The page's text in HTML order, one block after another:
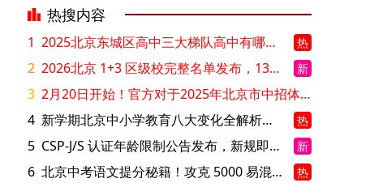
热搜内容
1 2025北京东城区高中三大梯队高中有哪些？录取分数线是多少？ 热
2 2026北京 1+3 区级校完整名单发布，13549 个名额该如何规划报考？ 新
3
2月20日开始！官方对于2025年北京市中招体检问题解答！
4
新学期北京中小学教育八大变化全解析：学位、政策、教学等方面迎新变革 热
5 CSP-J/S 认证年龄限制公告发布，新规即日起实施！ 新
6 北京中考语文提分秘籍！攻克 5000 易混易错字 热